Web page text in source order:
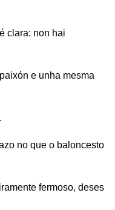
clara: non hai
e unha mesma
no que o baloncesto
fermoso, deses